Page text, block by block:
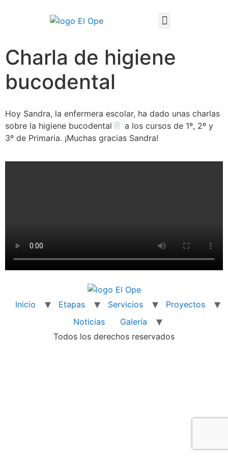
Charla de higiene
bucodental
Hoy Sandra, la enfermera escolar, ha dado unas charlas
sobre la higiene bucodental🦷 a los cursos de 1º, 2º y
3º de Primaria. ¡Muchas gracias Sandra!
Inicio Etapas Servicios
Proyectos
Noticias
Galería
Todos los derechos reservados